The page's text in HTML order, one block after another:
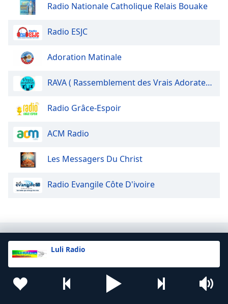
Luli Radio
Radio Nationale Catholique Relais Bouake
Radio ESJC
Adoration Matinale
RAVA ( Rassemblement des Vrais Adorateurs)
Radio Grâce-Espoir
ACM Radio
Les Messagers Du Christ
Radio Evangile Côte D'ivoire